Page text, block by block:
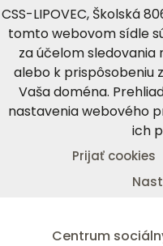
CSS-LIPOVEC, Školská
tomto webovom sídle
za účelom
alebo k prispôsobeniu
Vaša doména.
nastavenia webového
ich
Prijať cookies
Centrum